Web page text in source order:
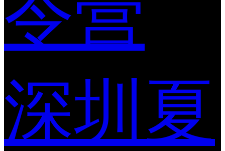
令营
深圳夏